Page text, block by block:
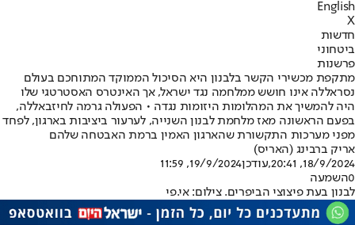
English
X
חדשות
ביטחוני
פרשנות
מתקפת מכשירי הקשר בלבנון היא הסיכול הממוקד המתוחכם בעולם
נסראללה אינו חושש ממלחמה נגד ישראל, אך האינטרס האסטרטגי שלו
היה להמשיך את המהלומות היזומות נגדה • הפעולה גרמה לחיזבאללה,
בפעם הראשונה מאז מלחמת לבנון השנייה, לערעור ביציבות בארגון, לפחד
מפני מערכות התקשורת שהארגון האמין ברמת האבטחה שלהם
אריק ברבינג (האריס)
18/9/2024, 20:41
,עודכן19/9/2024, 11:59
0השמעה
לבנון בעת פיצוצי הביפרים. צילום: אי.פי